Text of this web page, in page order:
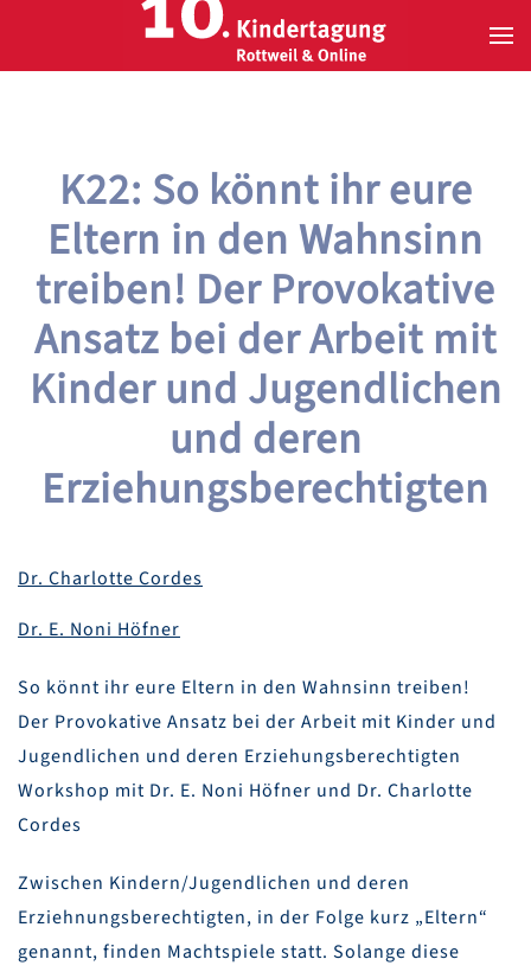
Zum Hauptinhalt springen
K22: So könnt ihr eure
Eltern in den Wahnsinn
treiben! Der Provokative
Ansatz bei der Arbeit mit
Kinder und Jugendlichen
und deren
Erziehungsberechtigten
Dr. Charlotte Cordes
Dr. E. Noni Höfner
So könnt ihr eure Eltern in den Wahnsinn treiben!
Der Provokative Ansatz bei der Arbeit mit Kinder und
Jugendlichen und deren Erziehungsberechtigten
Workshop mit Dr. E. Noni Höfner und Dr. Charlotte
Cordes
Zwischen Kindern/Jugendlichen und deren
Erziehnungsberechtigten, in der Folge kurz „Eltern“
genannt, finden Machtspiele statt. Solange diese